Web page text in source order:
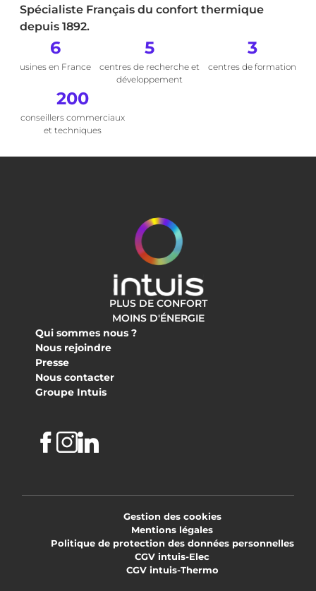
Spécialiste Français du confort thermique
depuis 1892.
6
usines en France
5
centres de recherche et
développement
3
centres de formation
200
conseillers commerciaux
et techniques
PLUS DE CONFORT
MOINS D'ÉNERGIE
Qui sommes nous ?
Nous rejoindre
Presse
Nous contacter
Groupe Intuis
Facebook
Instagram
Linkedin
Gestion des cookies
Mentions légales
Politique de protection des données personnelles
CGV intuis-Elec
CGV intuis-Thermo